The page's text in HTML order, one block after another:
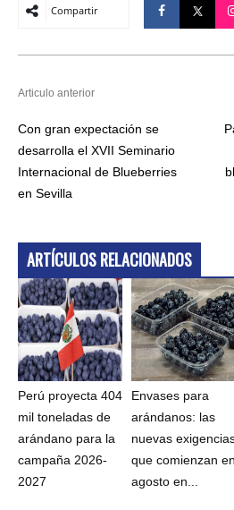
Compartir
Articulo anterior
Con gran expectación se
desarrolla el XVII Seminario
Internacional de Blueberries
en Sevilla
ARTÍCULOS RELACIONADOS
Perú proyecta 404
mil toneladas de
arándano para la
campaña 2026-
2027
Envases para
arándanos: las
nuevas
que comienzan en
agosto en...